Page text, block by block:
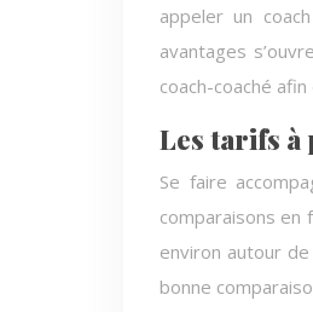
appeler un
avantages
coach-coaché
Les tarifs
Se faire
comparaisons en
environ autour
bonne